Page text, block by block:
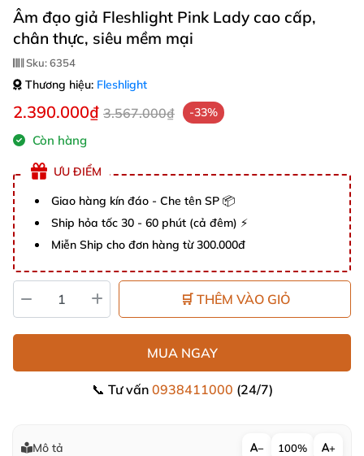
Âm đạo giả Fleshlight Pink Lady cao cấp,
chân thực, siêu mềm mại
Sku:6354
Thương hiệu: Fleshlight
2.390.000₫ 3.567.000₫ -33%
Còn hàng
ƯU ĐIỂM
Giao hàng kín đáo - Che tên SP 📦
Ship hỏa tốc 30 - 60 phút (cả đêm) ⚡
Miễn Ship cho đơn hàng từ 300.000đ
🛒 THÊM VÀO GIỎ
MUA NGAY
📞 Tư vấn 0938411000 (24/7)
Mô tả − 100% +